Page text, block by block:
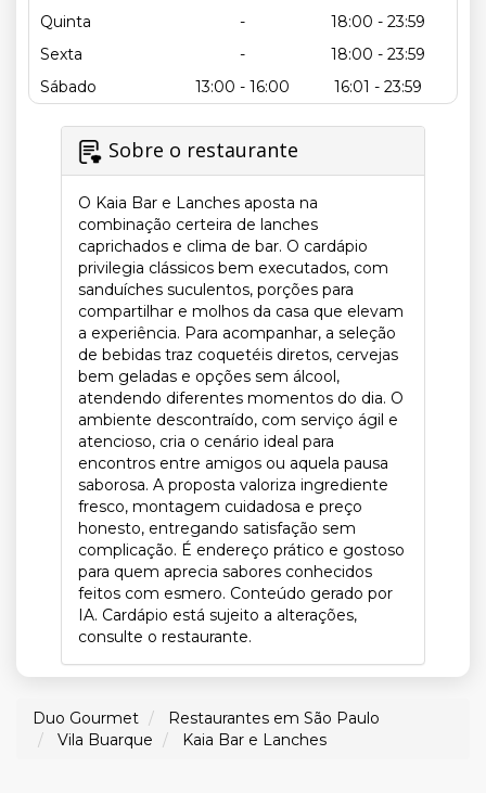
Quinta
-
18:00 - 23:59
Sexta
-
18:00 - 23:59
Sábado
13:00 - 16:00 16:01 - 23:59
Sobre o restaurante
O Kaia Bar e Lanches aposta na
combinação certeira de lanches
caprichados e clima de bar. O cardápio
privilegia clássicos bem executados, com
sanduíches suculentos, porções para
compartilhar e molhos da casa que elevam
a experiência. Para acompanhar, a seleção
de bebidas traz coquetéis diretos, cervejas
bem geladas e opções sem álcool,
atendendo diferentes momentos do dia. O
ambiente descontraído, com serviço ágil e
atencioso, cria o cenário ideal para
encontros entre amigos ou aquela pausa
saborosa. A proposta valoriza ingrediente
fresco, montagem cuidadosa e preço
honesto, entregando satisfação sem
complicação. É endereço prático e gostoso
para quem aprecia sabores conhecidos
feitos com esmero. Conteúdo gerado por
IA. Cardápio está sujeito a alterações,
consulte o restaurante.
Duo Gourmet
Restaurantes em São Paulo
Vila Buarque
Kaia Bar e Lanches